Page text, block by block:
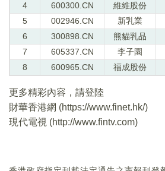
4
600300.CN 維維股份
5
002946.CN 新乳業
6
300898.CN 熊貓乳品
7
605337.CN 李子園
8
600965.CN 福成股份
更多精彩內容，請登陸
財華香港網 (https://www.finet.hk/)
現代電視 (http://www.fintv.com)